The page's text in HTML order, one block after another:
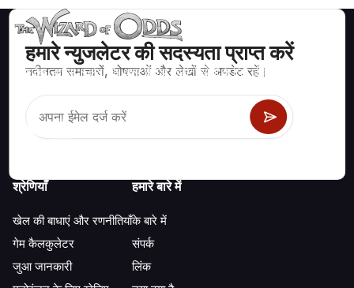
हमारे न्युजलेटर की सदस्यता प्राप्त करें
नवीनतम समाचारों, घोषणाओं और लेखों से अपडेट रहें।
ब्लैकजैक, क्रेप्स, रूलेट और अन्य सैकड़ों कैसीनो खेलों के लिए गणितीय रूप से सही
श्रेणियाँ
खेल की बाधाएं और रणनीतियाँ
गेम कैलकुलेटर
जुआ जानकारी
हमारे बारे में
के बारे में
संपर्क
लिंक